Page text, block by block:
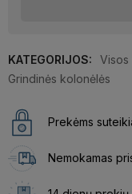
KATEGORIJOS: Visos
Grindinės kolonėlės
Prekėms
Nemokamas